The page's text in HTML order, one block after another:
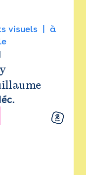
visuels
à